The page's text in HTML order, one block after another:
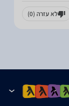
לא עזרה (0)